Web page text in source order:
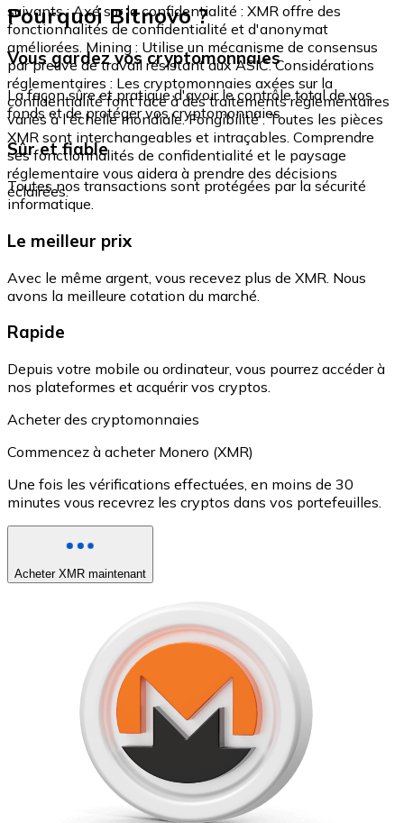
suivants : Axé sur la confidentialité : XMR offre des
fonctionnalités de confidentialité et d'anonymat
améliorées. Mining : Utilise un mécanisme de consensus
par preuve de travail résistant aux ASIC. Considérations
réglementaires : Les cryptomonnaies axées sur la
confidentialité font face à des traitements réglementaires
variés à l'échelle mondiale. Fongibilité : Toutes les pièces
XMR sont interchangeables et intraçables. Comprendre
ses fonctionnalités de confidentialité et le paysage
réglementaire vous aidera à prendre des décisions
éclairées.
Pourquoi Bitnovo ?
Vous gardez vos cryptomonnaies
La façon sûre et pratique d'avoir le contrôle total de vos
fonds et de protéger vos cryptomonnaies.
Sûr et fiable
Toutes nos transactions sont protégées par la sécurité
informatique.
Le meilleur prix
Avec le même argent, vous recevez plus de XMR. Nous
avons la meilleure cotation du marché.
Rapide
Depuis votre mobile ou ordinateur, vous pourrez accéder à
nos plateformes et acquérir vos cryptos.
Acheter des cryptomonnaies
Commencez à acheter Monero (XMR)
Une fois les vérifications effectuées, en moins de 30
minutes vous recevrez les cryptos dans vos portefeuilles.
Acheter XMR maintenant